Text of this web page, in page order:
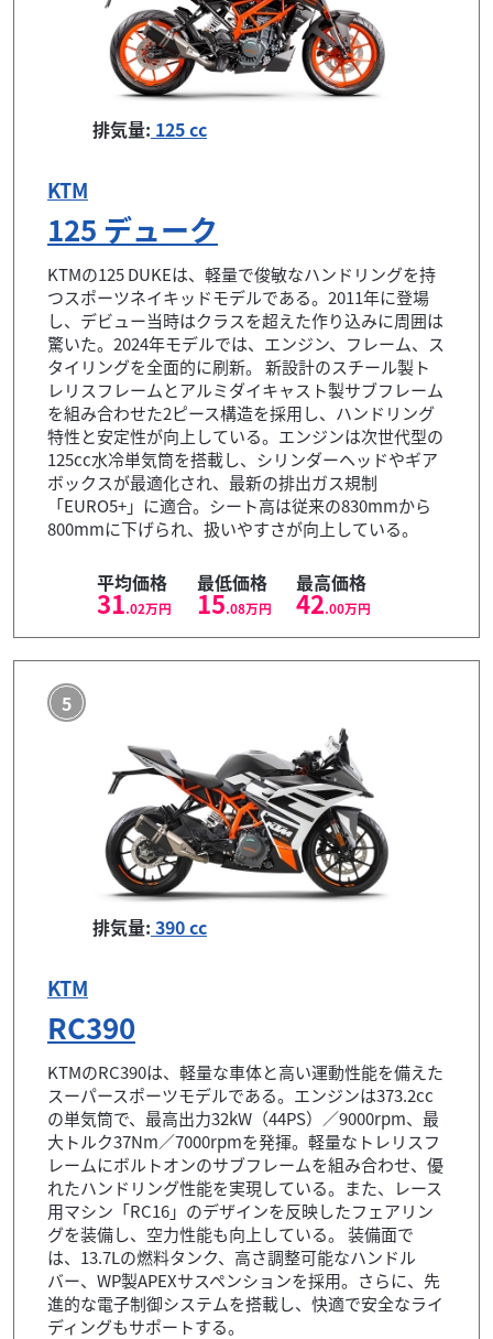
排気量: 125 cc
KTM
125 デューク
KTMの125 DUKEは、軽量で俊敏なハンドリングを持
つスポーツネイキッドモデルである。2011年に登場
し、デビュー当時はクラスを超えた作り込みに周囲は
驚いた。2024年モデルでは、エンジン、フレーム、ス
タイリングを全面的に刷新。 新設計のスチール製ト
レリスフレームとアルミダイキャスト製サブフレーム
を組み合わせた2ピース構造を採用し、ハンドリング
特性と安定性が向上している。エンジンは次世代型の
125cc水冷単気筒を搭載し、シリンダーヘッドやギア
ボックスが最適化され、最新の排出ガス規制
「EURO5+」に適合。シート高は従来の830mmから
800mmに下げられ、扱いやすさが向上している。
平均価格
31.02万円
最低価格
15.08万円
最高価格
42.00万円
5
排気量: 390 cc
KTM
RC390
KTMのRC390は、軽量な車体と高い運動性能を備えた
スーパースポーツモデルである。エンジンは373.2cc
の単気筒で、最高出力32kW（44PS）／9000rpm、最
大トルク37Nm／7000rpmを発揮。軽量なトレリスフ
レームにボルトオンのサブフレームを組み合わせ、優
れたハンドリング性能を実現している。また、レース
用マシン「RC16」のデザインを反映したフェアリン
グを装備し、空力性能も向上している。 装備面で
は、13.7Lの燃料タンク、高さ調整可能なハンドル
バー、WP製APEXサスペンションを採用。さらに、先
進的な電子制御システムを搭載し、快適で安全なライ
ディングもサポートする。